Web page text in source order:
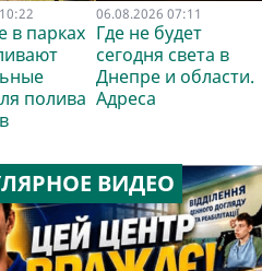
в парках
полива
06.08.2026 07:11
Где не будет
сегодня света в
Днепре и области.
Адреса
ВИДЕО